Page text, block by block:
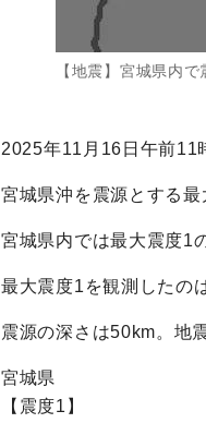
【地震】宮城県内
2025年11月16日午前11
宮城県沖を震源とする最
宮城県内では最大震度1
最大震度1を観測したの
震源の深さは50km。地
宮城県
【震度1】